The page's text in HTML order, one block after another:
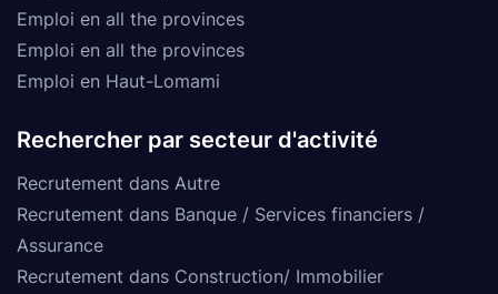
Emploi en all the provinces
Emploi en all the provinces
Emploi en Haut-Lomami
Rechercher par secteur d'activité
Recrutement dans Autre
Recrutement dans Banque / Services financiers /
Assurance
Recrutement dans Construction/ Immobilier